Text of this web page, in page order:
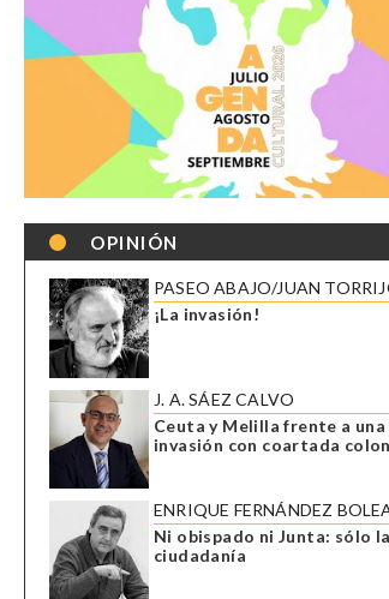
OPINIÓN
PASEO ABAJO/JUAN
¡La invasión!
J. A. SÁEZ CALVO
Ceuta y Melilla frente a una
invasión con coartada
ENRIQUE FERNÁNDEZ
Ni obispado ni Junta: sólo la
ciudadanía